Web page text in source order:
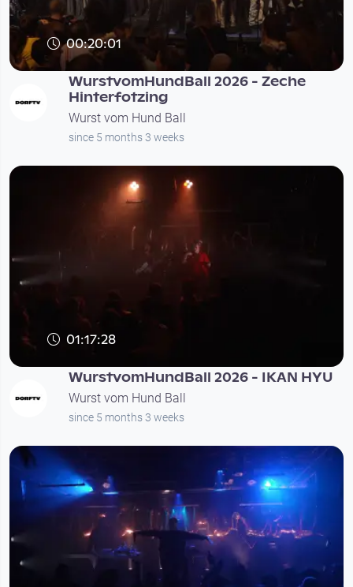
00:20:01
WurstvomHundBall 2026 - Zeche
Hinterfotzing
Wurst vom Hund Ball
since 5 months 3 weeks
01:17:28
WurstvomHundBall 2026 - IKAN HYU
Wurst vom Hund Ball
since 5 months 3 weeks